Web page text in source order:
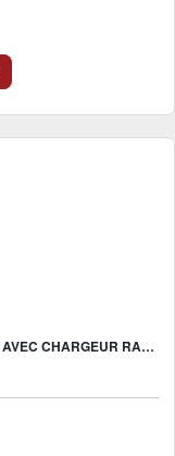
EGOGEAR - SCH7 - CÂBLE DE CHARGE 7 EN 1 AVEC CHARGEUR RAPIDE EURO USB POUR CONSOLES, MANETTES, MOBILE ET TABLETTES